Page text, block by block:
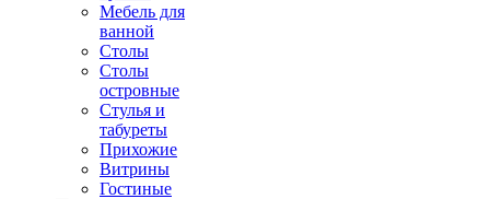
Мебель для
ванной
Столы
Столы
островные
Стулья и
табуреты
Прихожие
Витрины
Гостиные